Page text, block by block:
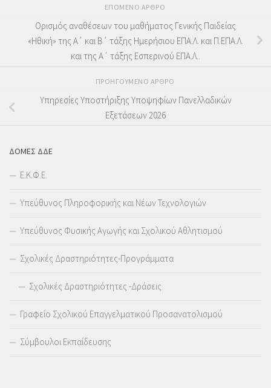
ΕΠΌΜΕΝΟ ΆΡΘΡΟ
Ορισμός αναθέσεων του μαθήματος Γενικής Παιδείας
«Ηθική» της Α΄ και Β΄ τάξης Ημερήσιου ΕΠΑ.Λ. και Π.ΕΠΑ.Λ.
και της Α΄ τάξης Εσπερινού ΕΠΑ.Λ..
ΠΡΟΗΓΟΎΜΕΝΟ ΆΡΘΡΟ
Υπηρεσίες Υποστήριξης Υποψηφίων Πανελλαδικών
Εξετάσεων 2026
ΔΟΜΕΣ ΔΔΕ
Ε.Κ.Φ.Ε.
Υπεύθυνος Πληροφορικής και Νέων Τεχνολογιών
Υπεύθυνος Φυσικής Αγωγής και Σχολικού Αθλητισμού
Σχολικές Δραστηριότητες-Προγράμματα
Σχολικές Δραστηριότητες -Δράσεις
Γραφείο Σχολικού Επαγγελματικού Προσανατολισμού
Σύμβουλοι Εκπαίδευσης